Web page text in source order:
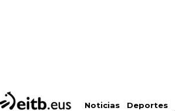
Noticias Deportes